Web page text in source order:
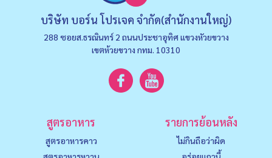
บริษัท บอร์น โปรเจค จำกัด(สำนักงานใหญ่)
288 ซอยส.ธรณินทร์ 2 ถนนประชาอุทิศ แขวงหัวยขวาง
เขตห้วยขวาง กทม. 10310
สูตรอาหาร
สูตรอาหารคาว
รายการย้อนหลัง
ไม่กินถือว่าผิด